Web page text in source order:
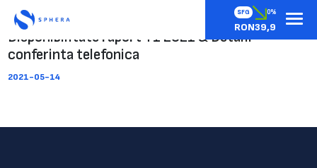
SFG 0%
RON39,9
Disponibilitate raport T1 2021 & Detalii
conferinta telefonica
2021-05-14